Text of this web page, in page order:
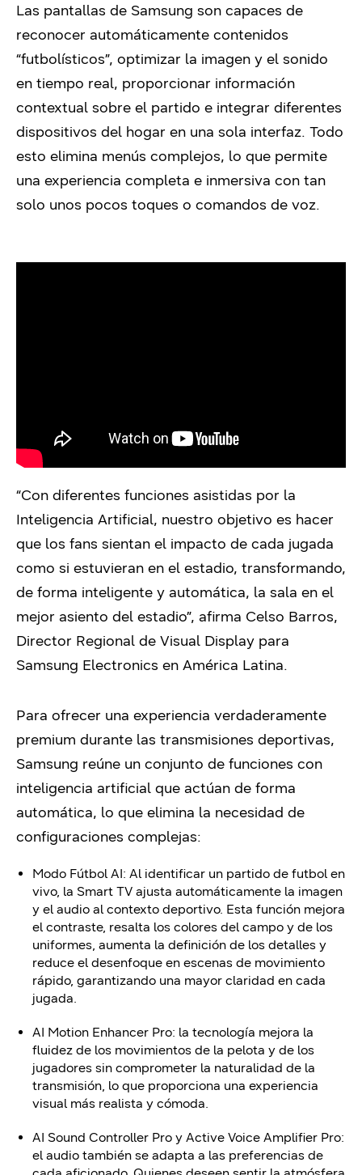
Las pantallas de Samsung son capaces de
reconocer automáticamente contenidos
“futbolísticos”, optimizar la imagen y el sonido
en tiempo real, proporcionar información
contextual sobre el partido e integrar diferentes
dispositivos del hogar en una sola interfaz. Todo
esto elimina menús complejos, lo que permite
una experiencia completa e inmersiva con tan
solo unos pocos toques o comandos de voz.
“Con diferentes funciones asistidas por la
Inteligencia Artificial, nuestro objetivo es hacer
que los fans sientan el impacto de cada jugada
como si estuvieran en el estadio, transformando,
de forma inteligente y automática, la sala en el
mejor asiento del estadio”, afirma Celso Barros,
Director Regional de Visual Display para
Samsung Electronics en América Latina.
Para ofrecer una experiencia verdaderamente
premium durante las transmisiones deportivas,
Samsung reúne un conjunto de funciones con
inteligencia artificial que actúan de forma
automática, lo que elimina la necesidad de
configuraciones complejas:
Modo Fútbol AI: Al identificar un partido de futbol en
vivo, la Smart TV ajusta automáticamente la imagen
y el audio al contexto deportivo. Esta función mejora
el contraste, resalta los colores del campo y de los
uniformes, aumenta la definición de los detalles y
reduce el desenfoque en escenas de movimiento
rápido, garantizando una mayor claridad en cada
jugada.
AI Motion Enhancer Pro: la tecnología mejora la
fluidez de los movimientos de la pelota y de los
jugadores sin comprometer la naturalidad de la
transmisión, lo que proporciona una experiencia
visual más realista y cómoda.
AI Sound Controller Pro y Active Voice Amplifier Pro:
el audio también se adapta a las preferencias de